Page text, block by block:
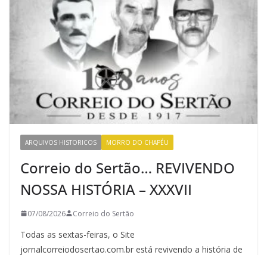
ARQUIVOS HISTORICOS MORRO DO CHAPÉU
Correio do Sertão… REVIVENDO
NOSSA HISTÓRIA – XXXVII
07/08/2026 Correio do Sertão
Todas as sextas-feiras, o Site
jornalcorreiodosertao.com.br está revivendo a história de